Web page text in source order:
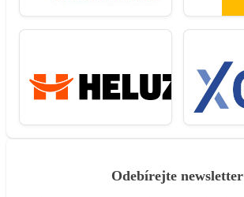
Odebírejte newsletter